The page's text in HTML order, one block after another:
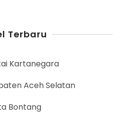
Terbaru
Kartanegara
Aceh Selatan
Bontang